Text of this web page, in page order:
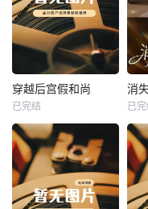
热播
未知
穿越后宫假和尚
已完结
热播
消
已完